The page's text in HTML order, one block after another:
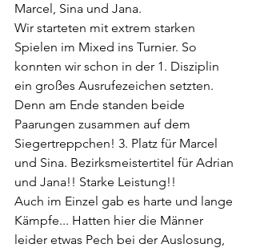
Marcel, Sina und Jana.
Wir starteten mit extrem starken
Spielen im Mixed ins Turnier. So
konnten wir schon in der 1. Disziplin
ein großes Ausrufezeichen setzten.
Denn am Ende standen beide
Paarungen zusammen auf dem
Siegertreppchen! 3. Platz für Marcel
und Sina. Bezirksmeistertitel für Adrian
und Jana!! Starke Leistung!!
Auch im Einzel gab es harte und lange
Kämpfe... Hatten hier die Männer
leider etwas Pech bei der Auslosung,